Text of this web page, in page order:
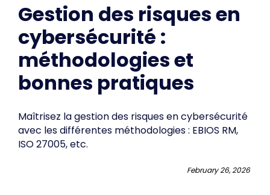
Gestion des risques en
cybersécurité :
méthodologies et
bonnes pratiques
Maîtrisez la gestion des risques en cybersécurité
avec les différentes méthodologies : EBIOS RM,
ISO 27005, etc.
February 26, 2026